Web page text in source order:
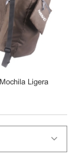
Ligera